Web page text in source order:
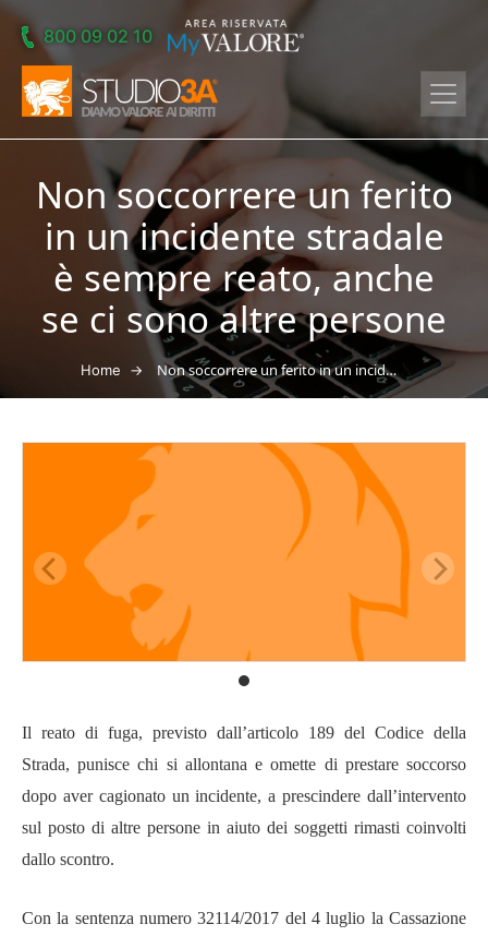
Skip to main content
800 09 02 10
Non soccorrere un ferito
in un incidente stradale
è sempre reato, anche
se ci sono altre persone
Home → Non soccorrere un ferito in un incidente stradale è sempre reato, anche se ci sono altre persone
Il reato di fuga, previsto dall’articolo 189 del Codice della
Strada, punisce chi si allontana e omette di prestare soccorso
dopo aver cagionato un incidente, a prescindere dall’intervento
sul posto di altre persone in aiuto dei soggetti rimasti coinvolti
dallo scontro.
Con la sentenza numero 32114/2017 del 4 luglio la Cassazione